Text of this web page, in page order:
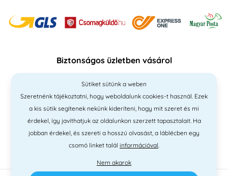
Biztonságos üzletben vásárol
Sütiket sütünk a weben
Szeretnénk tájékoztatni, hogy weboldalunk cookies-t használ. Ezek
a kis sütik segítenek nekünk kideríteni, hogy mit szeret és mi
érdekel, így javíthatjuk az oldalunkon szerzett tapasztalait. Ha
jobban érdekel, és szereti a hosszú olvasást, a láblécben egy
csomó linket talál információval.
Nem akarok